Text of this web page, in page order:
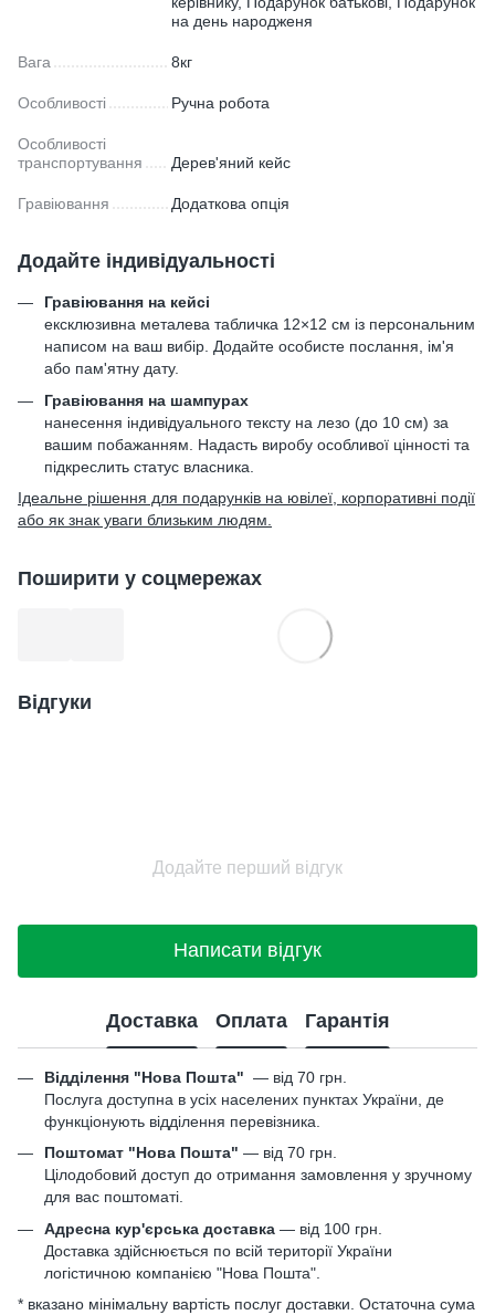
на день народженя
Вага 8кг
Особливості Ручна робота
Особливості
транспортування
Дерев'яний кейс
Гравіювання Додаткова опція
Додайте індивідуальності
Гравіювання на кейсі
ексклюзивна металева табличка 12×12 см із персональним
написом на ваш вибір. Додайте особисте послання, ім'я
або пам'ятну дату.
Гравіювання на шампурах
нанесення індивідуального тексту на лезо (до 10 см) за
вашим побажанням. Надасть виробу особливої цінності та
підкреслить статус власника.
Ідеальне рішення для подарунків на ювілеї, корпоративні події
або як знак уваги близьким людям.
Поширити у соцмережах
Відгуки
Додайте перший відгук
Написати відгук
Доставка Оплата Гарантія
Відділення "Нова Пошта" — від 70 грн.
Послуга доступна в усіх населених пунктах України, де
функціонують відділення перевізника.
Поштомат "Нова Пошта" — від 70 грн.
Цілодобовий доступ до отримання замовлення у зручному
для вас поштоматі.
Адресна кур'єрська доставка — від 100 грн.
Доставка здійснюється по всій території України
логістичною компанією "Нова Пошта".
* вказано мінімальну вартість послуг доставки. Остаточна сума